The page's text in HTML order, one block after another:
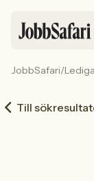
Arbetsliv och
För
JobbSafari/
Till